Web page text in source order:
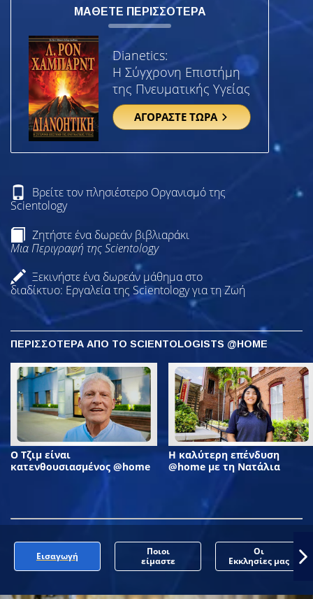
ΜΑΘΕΤΕ ΠΕΡΙΣΣΟΤΕΡΑ
Dianetics:
Η Σύγχρονη Επιστήμη
της Πνευματικής Υγείας
ΑΓΟΡΑΣΤΕ ΤΩΡΑ
Βρείτε τον πλησιέστερο Οργανισμό της
Scientology
Ζητήστε ένα δωρεάν βιβλιαράκι
Μια Περιγραφή της Scientology
Ξεκινήστε ένα δωρεάν μάθημα στο
διαδίκτυο: Εργαλεία της Scientology για τη Ζωή
ΠΕΡΙΣΣΟΤΕΡΑ ΑΠΟ ΤΟ SCIENTOLOGISTS @HOME
Ο Τζιμ είναι
κατενθουσιασμένος @home
Η καλύτερη επένδυση
@home με τη Νατάλια
Εισαγωγή
Ποιοι
είμαστε
Οι
Εκκλησίες μας